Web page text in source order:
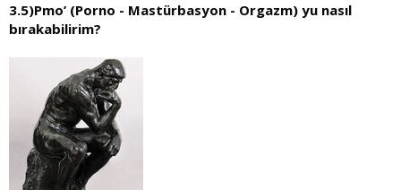
3.5)Pmo’ (Porno - Mastürbasyon - Orgazm) yu nasıl
bırakabilirim?